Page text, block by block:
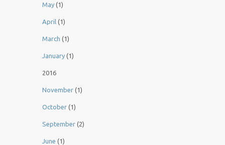
May (1)
April (1)
March (1)
January (1)
2016
November (1)
October (1)
September (2)
June (1)